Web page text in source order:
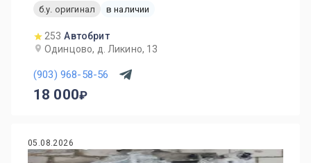
б.у. оригинал
в наличии
253 Автобрит
Одинцово, д. Ликино, 13
(903) 968-58-56
18 000
05.08.2026